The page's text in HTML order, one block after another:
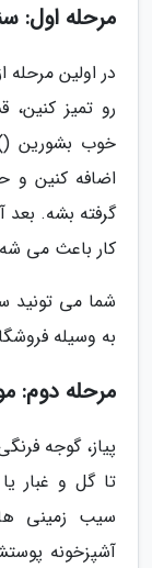
مرحله اول:
در اولین
رو تمیز
خوب بشورین
اضافه کنین و
گرفته بشه.
کار باعث می
شما می تونید
به وسیله
مرحله دوم:
پیاز، گوجه
تا گل و غبار
سیب زمینی
آشپزخونه